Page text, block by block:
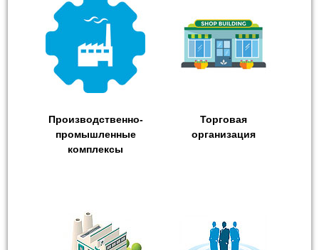
Производственно-
промышленные
комплексы
Торговая
организация